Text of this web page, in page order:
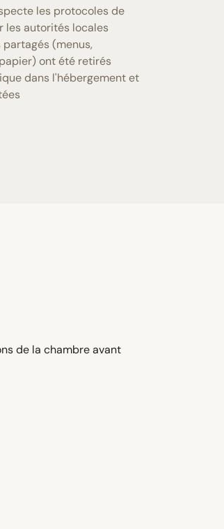
les protocoles de
les autorités locales
(menus,
ont été retirés
dans l'hébergement et
de la chambre avant